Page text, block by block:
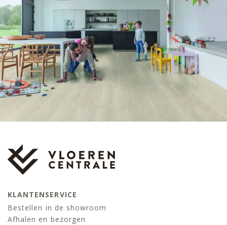
KLANTENSERVICE
Bestellen in de showroom
Afhalen en bezorgen